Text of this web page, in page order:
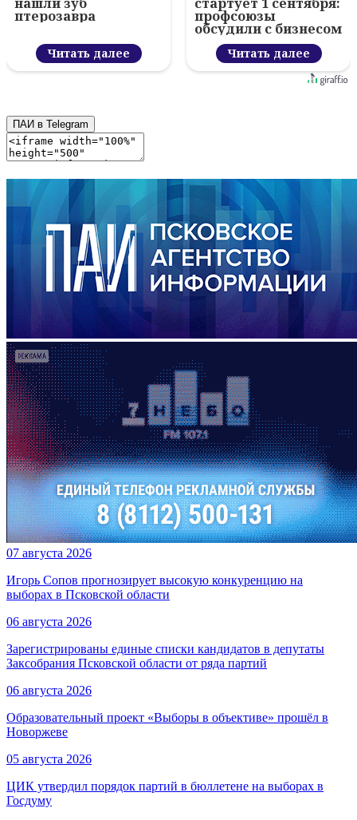
нашли зуб
птерозавра
Читать далее
стартует 1 сентября:
профсоюзы
обсудили с бизнесом
новый цифровой
проектЧитать далее
ПАИ в Telegram
07 августа 2026
Игорь Сопов прогнозирует высокую конкуренцию на
выборах в Псковской области
06 августа 2026
Зарегистрированы единые списки кандидатов в депутаты
Заксобрания Псковской области от ряда партий
06 августа 2026
Образовательный проект «Выборы в объективе» прошёл в
Новоржеве
05 августа 2026
ЦИК утвердил порядок партий в бюллетене на выборах в
Госдуму